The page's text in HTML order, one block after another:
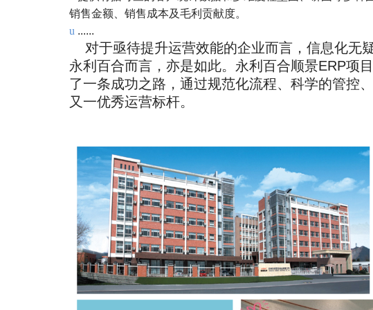
销售金额、销售成本及毛利贡献度。
u ......
对于亟待提升运营效能的企业而言，信息化无
永利百合而言，亦是如此。永利百合顺景ERP项
了一条成功之路，通过规范化流程、科学的管控
又一优秀运营标杆。